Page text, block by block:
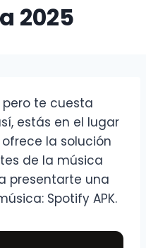
2025
te cuesta
estás en el lugar
la solución
de la música
presentarte una
Spotify APK.